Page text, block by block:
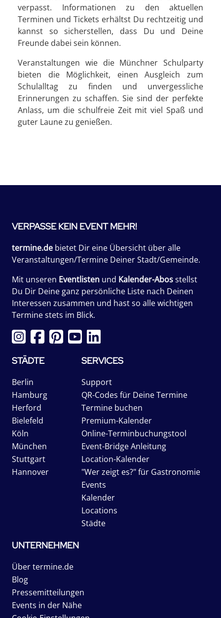
verpasst. Informationen zu den aktuellen
Terminen und Tickets erhältst Du rechtzeitig und
kannst so sicherstellen, dass Du und Deine
Freunde dabei sein können.
Veranstaltungen wie die Münchner Schulparty
bieten die Möglichkeit, einen Ausgleich zum
Schulalltag zu finden und unvergessliche
Erinnerungen zu schaffen. Sie sind der perfekte
Anlass, um die schulfreie Zeit mit viel Spaß und
guter Laune zu genießen.
VERPASSE KEIN EVENT MEHR!
termine.de bietet Dir eine Übersicht über alle
Veranstaltungen/Termine Deiner Stadt/Gemeinde.
Mit unseren Eventlisten und Kalender-Abosstellst
Du Dir Deine ganz persönliche Liste nach Deinen
Interessen zusammen und hast so alle wichtigen
Termine stets im Blick.
STÄDTE
Berlin
Hamburg
Herford
Bielefeld
Köln
München
Stuttgart
Hannover
SERVICES
Support
QR-Codes für Deine Termine
Termine buchen
Premium-Kalender
Online-Terminbuchungstool
Event-Bridge Anleitung
Location-Kalender
"Wer zeigt es?" für Gastronomie
Events
Kalender
Locations
Städte
UNTERNEHMEN
Über termine.de
Blog
Pressemitteilungen
Events in der Nähe